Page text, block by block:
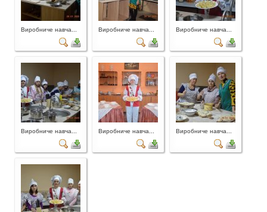
Виробниче навча... Виробниче навча... Виробниче навча...
Виробниче навча... Виробниче навча... Виробниче навча...